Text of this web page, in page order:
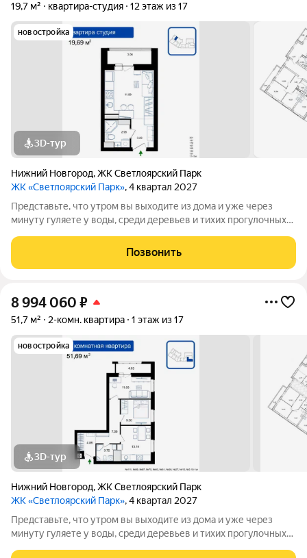
19,7 м² квартира-студия 12 этаж из 17
новостройка
3D-тур
Нижний Новгород,ЖК Светлоярский Парк
ЖК «Светлоярский Парк», 4 квартал 2027
Представьте, что утром вы выходите из дома и уже через
минуту гуляете у воды, среди деревьев и тихих прогулочных
рядом с одним из самых живописных мест Сормовского
района Нижнего Новгорода
Позвонить
8 994 060 ₽
51,7 м² 2-комн. квартира 1 этаж из 17
новостройка
3D-тур
Нижний Новгород,ЖК Светлоярский Парк
ЖК «Светлоярский Парк», 4 квартал 2027
Представьте, что утром вы выходите из дома и уже через
минуту гуляете у воды, среди деревьев и тихих прогулочных